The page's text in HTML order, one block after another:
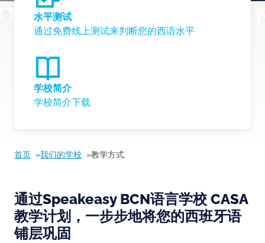
水平测试
通过免费线上测试来判断您的西语水平
学校简介
学校简介下载
首页 我们的学校 教学方式
通过Speakeasy BCN语言学校 CASA
教学计划，一步步地将您的西班牙语
铺层巩固